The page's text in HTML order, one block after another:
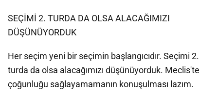
SEÇİMİ 2. TURDA DA OLSA ALACAĞIMIZI
DÜŞÜNÜYORDUK
Her seçim yeni bir seçimin başlangıcıdır. Seçimi 2.
turda da olsa alacağımızı düşünüyorduk. Meclis'te
çoğunluğu sağlayamamanın konuşulması lazım.